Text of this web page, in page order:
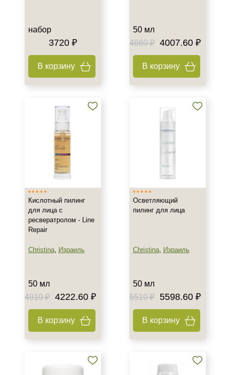
Время применения
Для женщин
набор
3720 ₽
В корзину
50 мл
4660 ₽ 4007.60 ₽
В корзину
Кислотный пилинг
для лица с
ресвератролом - Line
Repair
Christina, Израиль
50 мл
4910 ₽ 4222.60 ₽
В корзину
Осветляющий
пилинг для лица
Christina, Израиль
50 мл
6510 ₽ 5598.60 ₽
В корзину